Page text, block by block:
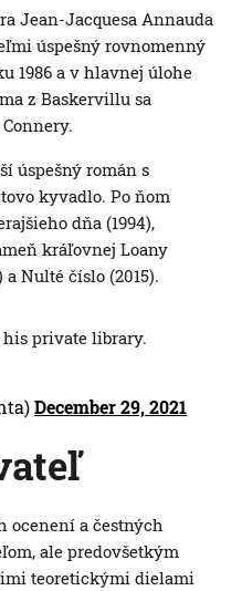
Jean-Jacquesa Annauda
úspešný rovnomenný
1986 a v hlavnej úlohe
z Baskervillu sa
úspešný román s
kyvadlo. Po ňom
dňa (1994),
kráľovnej Loany
Nulté číslo (2015).
private library.
December 29, 2021
ocenení a čestných
ale predovšetkým
teoretickými dielami